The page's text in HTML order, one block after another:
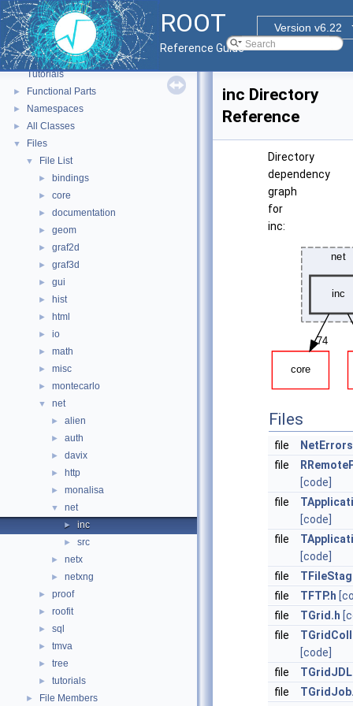
ROOT
Version v6.22
Reference Guide
▼
ROOT
ROOT Reference Documentation
Tutorials
► Functional Parts
► Namespaces
► All Classes
▼ Files
▼ File List
► bindings
► core
► documentation
► geom
► graf2d
► graf3d
► gui
► hist
► html
► io
► math
► misc
► montecarlo
▼ net
► alien
► auth
► davix
► http
► monalisa
▼ net
► inc
► src
► netx
► netxng
► proof
► roofit
► sql
► tmva
► tree
► tutorials
► File Members
inc Directory
Reference
Directory
dependency
graph
for
inc:
Files
file
file
[code]
file
[code]
file
[code]
file
file
TFTP.h
file
TGrid.h
file
[code]
file
file